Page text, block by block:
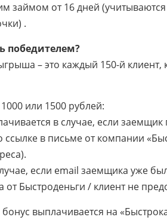
займом от 16 дней
.
победителем?
– это каждый 150-й
или 1500 рублей:
в случае, если
в письме от компании
если email заемщика уже
от Быстроденьги / клиент не
выплачивается на